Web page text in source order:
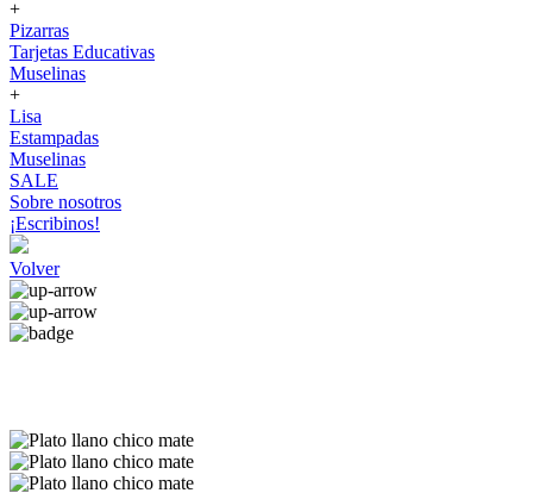
+
Pizarras
Tarjetas Educativas
Muselinas
+
Lisa
Estampadas
Muselinas
SALE
Sobre nosotros
¡Escribinos!
Volver